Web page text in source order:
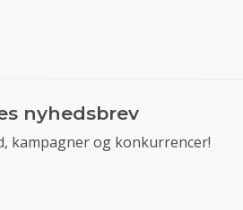
nyhedsbrev
kampagner og konkurrencer!